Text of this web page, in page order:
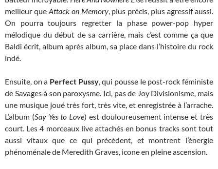
meilleur que Attack on Memory, plus précis, plus agressif aussi.
On pourra toujours regretter la phase power-pop hyper
mélodique du début de sa carrière, mais c’est comme ça que
Baldi écrit, album après album, sa place dans l’histoire du rock
indé.
Ensuite, on a Perfect Pussy, qui pousse le post-rock féministe
de Savages à son paroxysme. Ici, pas de Joy Divisionisme, mais
une musique joué très fort, très vite, et enregistrée à l’arrache.
L’album (Say Yes to Love) est douloureusement intense et très
court. Les 4 morceaux live attachés en bonus tracks sont tout
aussi vitaux que ce qui précèdent, et montrent l’énergie
phénoménale de Meredith Graves, icone en pleine ascension.